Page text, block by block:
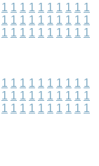
1 1 1 1 1 1 1 1 1 1
1 1 1 1 1 1 1 1 1 1
1 1 1 1 1 1 1 1 1 1
1 1 1 1 1 1 1 1 1 1
1 1 1 1 1 1 1 1 1 1
1 1 1 1 1 1 1 1 1 1